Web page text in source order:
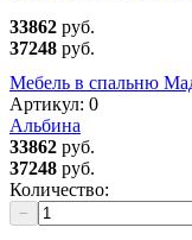
33862 руб.
37248 руб.
Мебель в спальню
Артикул: 0
Альбина
33862 руб.
37248 руб.
Количество:
−